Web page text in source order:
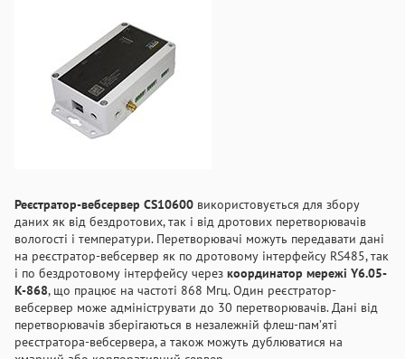
Реєстратор-вебсервер CS10600 використовується для збору
даних як від бездротових, так і від дротових перетворювачів
вологості і температури. Перетворювачі можуть передавати дані
на реєстратор-вебсервер як по дротовому інтерфейсу RS485, так
і по бездротовому інтерфейсу через координатор мережі Y6.05-
K-868, що працює на частоті 868 Мгц. Один реєстратор-
вебсервер може адмініструвати до 30 перетворювачів. Дані від
перетворювачів зберігаються в незалежній флеш-пам’яті
реєстратора-вебсервера, а також можуть дублюватися на